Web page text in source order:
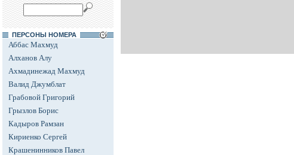
ПЕРСОНЫ НОМЕРА
Аббас Махмуд
Алханов Алу
Ахмадинежад Махмуд
Валид Джумблат
Грабовой Григорий
Грызлов Борис
Кадыров Рамзан
Кириенко Сергей
Крашенинников Павел